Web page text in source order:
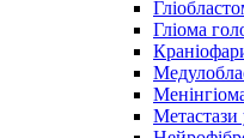
Гліома